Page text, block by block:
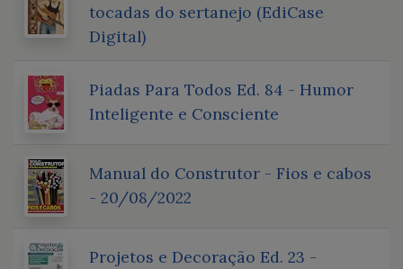
tocadas do sertanejo (EdiCase
Digital)
Piadas Para Todos Ed. 84 - Humor
Inteligente e Consciente
Manual do Construtor - Fios e cabos
- 20/08/2022
Projetos e Decoração Ed. 23 -